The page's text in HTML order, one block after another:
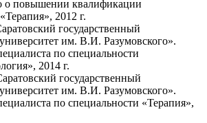
о повышении квалификации
2012 г.
государственный
им. В.И. Разумовского».
по специальности
2014 г.
государственный
им. В.И. Разумовского».
по специальности «Терапия»,